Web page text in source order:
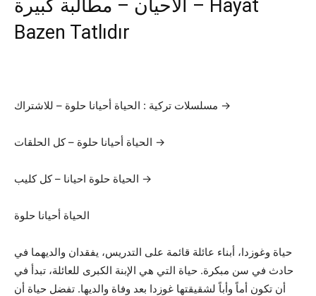
الأحيان – مطالبة كبيرة – Hayat
Bazen Tatlıdır
مسلسلات تركية : الحياة أحيانا حلوة – للاشتراك →
الحياة أحيانا حلوة – كل الحلقات →
الحياة حلوة احيانا – كل كليب →
الحياة أحيانا حلوة
حياة وغوزدا، أبناء عائلة قائمة على التدريس، يفقدان والديهما في
حادث في سن مبكرة. حياة التي هي الإبنة الكبرى للعائلة، تبدأ في
أن تكون أماً وأباً لشقيقتها غوزدا بعد وفاة والديها. تفضل حياة أن